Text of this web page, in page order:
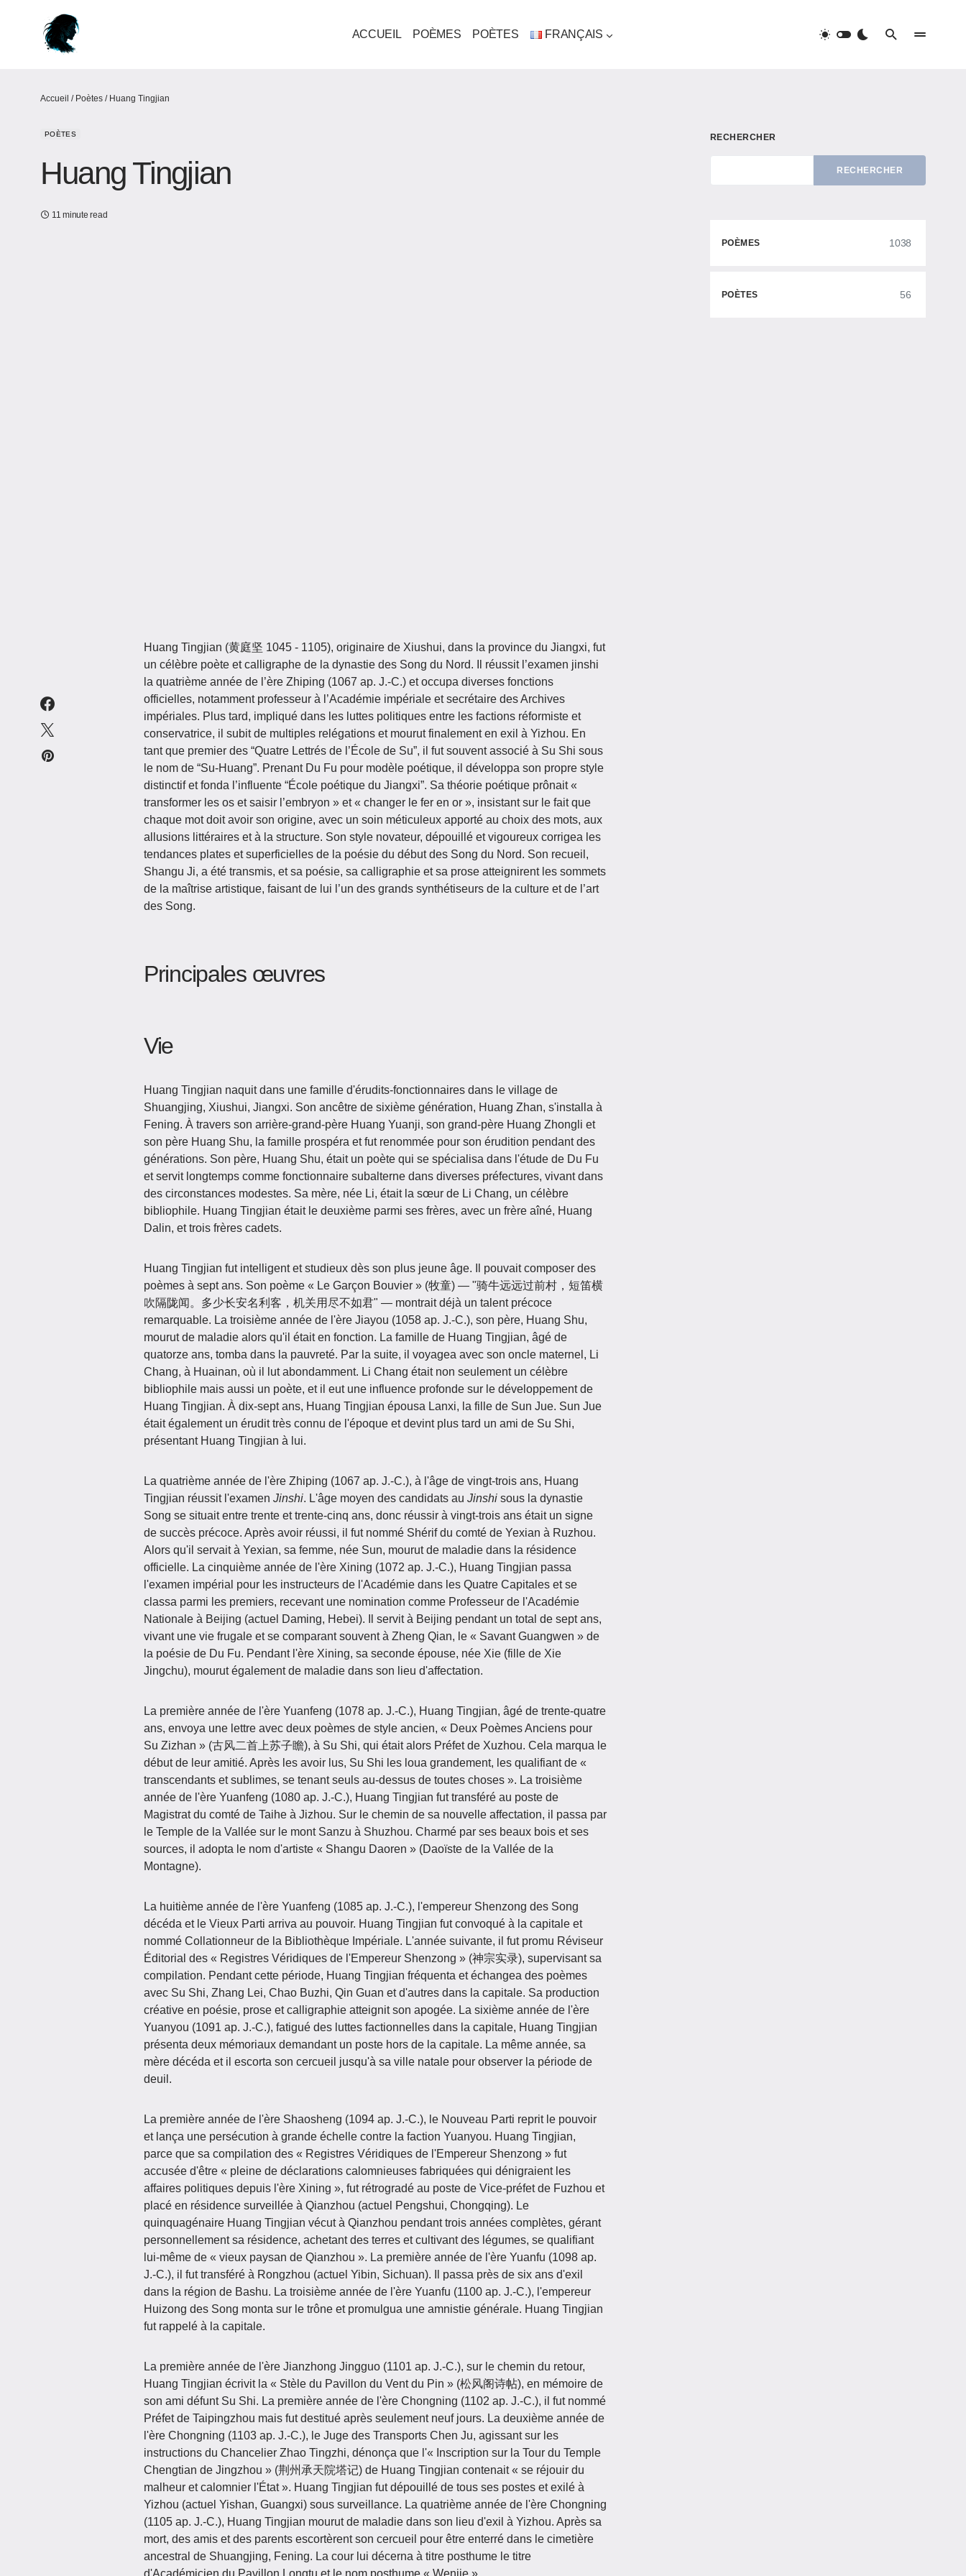
ACCUEIL POÈMES POÈTES FRANÇAIS
Accueil / Poètes / Huang Tingjian
POÈTES
Huang Tingjian
11 minute read
Huang Tingjian (黄庭坚 1045 - 1105), originaire de Xiushui, dans la province du Jiangxi, fut
un célèbre poète et calligraphe de la dynastie des Song du Nord. Il réussit l’examen jinshi
la quatrième année de l’ère Zhiping (1067 ap. J.-C.) et occupa diverses fonctions
officielles, notamment professeur à l’Académie impériale et secrétaire des Archives
impériales. Plus tard, impliqué dans les luttes politiques entre les factions réformiste et
conservatrice, il subit de multiples relégations et mourut finalement en exil à Yizhou. En
tant que premier des “Quatre Lettrés de l’École de Su”, il fut souvent associé à Su Shi sous
le nom de “Su-Huang”. Prenant Du Fu pour modèle poétique, il développa son propre style
distinctif et fonda l’influente “École poétique du Jiangxi”. Sa théorie poétique prônait «
transformer les os et saisir l’embryon » et « changer le fer en or », insistant sur le fait que
chaque mot doit avoir son origine, avec un soin méticuleux apporté au choix des mots, aux
allusions littéraires et à la structure. Son style novateur, dépouillé et vigoureux corrigea les
tendances plates et superficielles de la poésie du début des Song du Nord. Son recueil,
Shangu Ji, a été transmis, et sa poésie, sa calligraphie et sa prose atteignirent les sommets
de la maîtrise artistique, faisant de lui l’un des grands synthétiseurs de la culture et de l’art
des Song.
Principales œuvres
Vie
Huang Tingjian naquit dans une famille d'érudits-fonctionnaires dans le village de
Shuangjing, Xiushui, Jiangxi. Son ancêtre de sixième génération, Huang Zhan, s'installa à
Fening. À travers son arrière-grand-père Huang Yuanji, son grand-père Huang Zhongli et
son père Huang Shu, la famille prospéra et fut renommée pour son érudition pendant des
générations. Son père, Huang Shu, était un poète qui se spécialisa dans l'étude de Du Fu
et servit longtemps comme fonctionnaire subalterne dans diverses préfectures, vivant dans
des circonstances modestes. Sa mère, née Li, était la sœur de Li Chang, un célèbre
bibliophile. Huang Tingjian était le deuxième parmi ses frères, avec un frère aîné, Huang
Dalin, et trois frères cadets.
Huang Tingjian fut intelligent et studieux dès son plus jeune âge. Il pouvait composer des
poèmes à sept ans. Son poème « Le Garçon Bouvier » (牧童) — "骑牛远远过前村，短笛横
吹隔陇闻。多少长安名利客，机关用尽不如君" — montrait déjà un talent précoce
remarquable. La troisième année de l'ère Jiayou (1058 ap. J.-C.), son père, Huang Shu,
mourut de maladie alors qu'il était en fonction. La famille de Huang Tingjian, âgé de
quatorze ans, tomba dans la pauvreté. Par la suite, il voyagea avec son oncle maternel, Li
Chang, à Huainan, où il lut abondamment. Li Chang était non seulement un célèbre
bibliophile mais aussi un poète, et il eut une influence profonde sur le développement de
Huang Tingjian. À dix-sept ans, Huang Tingjian épousa Lanxi, la fille de Sun Jue. Sun Jue
était également un érudit très connu de l'époque et devint plus tard un ami de Su Shi,
présentant Huang Tingjian à lui.
La quatrième année de l'ère Zhiping (1067 ap. J.-C.), à l'âge de vingt-trois ans, Huang
Tingjian réussit l'examen Jinshi. L'âge moyen des candidats au Jinshi sous la dynastie
Song se situait entre trente et trente-cinq ans, donc réussir à vingt-trois ans était un signe
de succès précoce. Après avoir réussi, il fut nommé Shérif du comté de Yexian à Ruzhou.
Alors qu'il servait à Yexian, sa femme, née Sun, mourut de maladie dans la résidence
officielle. La cinquième année de l'ère Xining (1072 ap. J.-C.), Huang Tingjian passa
l'examen impérial pour les instructeurs de l'Académie dans les Quatre Capitales et se
classa parmi les premiers, recevant une nomination comme Professeur de l'Académie
Nationale à Beijing (actuel Daming, Hebei). Il servit à Beijing pendant un total de sept ans,
vivant une vie frugale et se comparant souvent à Zheng Qian, le « Savant Guangwen » de
la poésie de Du Fu. Pendant l'ère Xining, sa seconde épouse, née Xie (fille de Xie
Jingchu), mourut également de maladie dans son lieu d'affectation.
La première année de l'ère Yuanfeng (1078 ap. J.-C.), Huang Tingjian, âgé de trente-quatre
ans, envoya une lettre avec deux poèmes de style ancien, « Deux Poèmes Anciens pour
Su Zizhan » (古风二首上苏子瞻), à Su Shi, qui était alors Préfet de Xuzhou. Cela marqua le
début de leur amitié. Après les avoir lus, Su Shi les loua grandement, les qualifiant de «
transcendants et sublimes, se tenant seuls au-dessus de toutes choses ». La troisième
année de l'ère Yuanfeng (1080 ap. J.-C.), Huang Tingjian fut transféré au poste de
Magistrat du comté de Taihe à Jizhou. Sur le chemin de sa nouvelle affectation, il passa par
le Temple de la Vallée sur le mont Sanzu à Shuzhou. Charmé par ses beaux bois et ses
sources, il adopta le nom d'artiste « Shangu Daoren » (Daoïste de la Vallée de la
Montagne).
La huitième année de l'ère Yuanfeng (1085 ap. J.-C.), l'empereur Shenzong des Song
décéda et le Vieux Parti arriva au pouvoir. Huang Tingjian fut convoqué à la capitale et
nommé Collationneur de la Bibliothèque Impériale. L'année suivante, il fut promu Réviseur
Éditorial des « Registres Véridiques de l'Empereur Shenzong » (神宗实录), supervisant sa
compilation. Pendant cette période, Huang Tingjian fréquenta et échangea des poèmes
avec Su Shi, Zhang Lei, Chao Buzhi, Qin Guan et d'autres dans la capitale. Sa production
créative en poésie, prose et calligraphie atteignit son apogée. La sixième année de l'ère
Yuanyou (1091 ap. J.-C.), fatigué des luttes factionnelles dans la capitale, Huang Tingjian
présenta deux mémoriaux demandant un poste hors de la capitale. La même année, sa
mère décéda et il escorta son cercueil jusqu'à sa ville natale pour observer la période de
deuil.
La première année de l'ère Shaosheng (1094 ap. J.-C.), le Nouveau Parti reprit le pouvoir
et lança une persécution à grande échelle contre la faction Yuanyou. Huang Tingjian,
parce que sa compilation des « Registres Véridiques de l'Empereur Shenzong » fut
accusée d'être « pleine de déclarations calomnieuses fabriquées qui dénigraient les
affaires politiques depuis l'ère Xining », fut rétrogradé au poste de Vice-préfet de Fuzhou et
placé en résidence surveillée à Qianzhou (actuel Pengshui, Chongqing). Le
quinquagénaire Huang Tingjian vécut à Qianzhou pendant trois années complètes, gérant
personnellement sa résidence, achetant des terres et cultivant des légumes, se qualifiant
lui-même de « vieux paysan de Qianzhou ». La première année de l'ère Yuanfu (1098 ap.
J.-C.), il fut transféré à Rongzhou (actuel Yibin, Sichuan). Il passa près de six ans d'exil
dans la région de Bashu. La troisième année de l'ère Yuanfu (1100 ap. J.-C.), l'empereur
Huizong des Song monta sur le trône et promulgua une amnistie générale. Huang Tingjian
fut rappelé à la capitale.
La première année de l'ère Jianzhong Jingguo (1101 ap. J.-C.), sur le chemin du retour,
Huang Tingjian écrivit la « Stèle du Pavillon du Vent du Pin » (松风阁诗帖), en mémoire de
son ami défunt Su Shi. La première année de l'ère Chongning (1102 ap. J.-C.), il fut nommé
Préfet de Taipingzhou mais fut destitué après seulement neuf jours. La deuxième année de
l'ère Chongning (1103 ap. J.-C.), le Juge des Transports Chen Ju, agissant sur les
instructions du Chancelier Zhao Tingzhi, dénonça que l'« Inscription sur la Tour du Temple
Chengtian de Jingzhou » (荆州承天院塔记) de Huang Tingjian contenait « se réjouir du
malheur et calomnier l'État ». Huang Tingjian fut dépouillé de tous ses postes et exilé à
Yizhou (actuel Yishan, Guangxi) sous surveillance. La quatrième année de l'ère Chongning
(1105 ap. J.-C.), Huang Tingjian mourut de maladie dans son lieu d'exil à Yizhou. Après sa
mort, des amis et des parents escortèrent son cercueil pour être enterré dans le cimetière
ancestral de Shuangjing, Fening. La cour lui décerna à titre posthume le titre
d'Académicien du Pavillon Longtu et le nom posthume « Wenjie ».
RECHERCHER
RECHERCHER
POÈMES 1038
POÈTES 56